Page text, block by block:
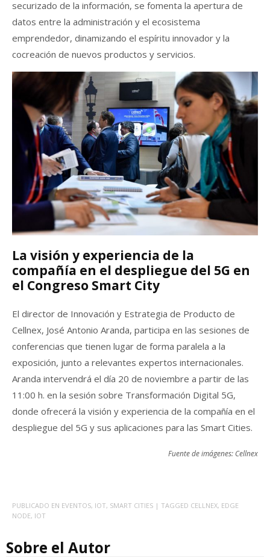
securizado de la información, se fomenta la apertura de
datos entre la administración y el ecosistema
emprendedor, dinamizando el espíritu innovador y la
cocreación de nuevos productos y servicios.
La visión y experiencia de la
compañía en el despliegue del 5G en
el Congreso Smart City
El director de Innovación y Estrategia de Producto de
Cellnex, José Antonio Aranda, participa en las sesiones de
conferencias que tienen lugar de forma paralela a la
exposición, junto a relevantes expertos internacionales.
Aranda intervendrá el día 20 de noviembre a partir de las
11:00 h. en la sesión sobre Transformación Digital 5G,
donde ofrecerá la visión y experiencia de la compañía en el
despliegue del 5G y sus aplicaciones para las Smart Cities.
Fuente de imágenes: Cellnex
PUBLICADO EN EVENTOS, IOT, SMART CITIES | TAGGED CELLNEX, EDGE
NODE, IOT
Sobre el Autor